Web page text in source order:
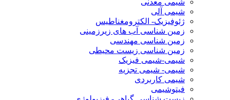
شیمی آلی
ژئوفیزیک- الکترومغناطیس
زمین شناسی آب های زیرزمینی
زمین شناسی مهندسی
زمین شناسی زیست محیطی
شیمی-شیمی فیزیک
شیمی- شیمی تجزیه
شیمی کاربردی
فیتوشیمی